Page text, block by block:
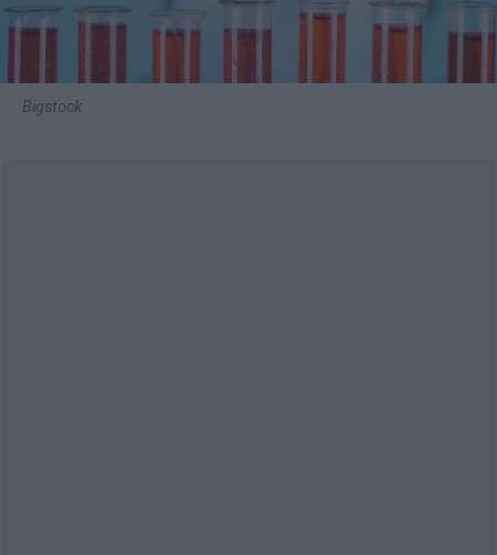
Bigstock